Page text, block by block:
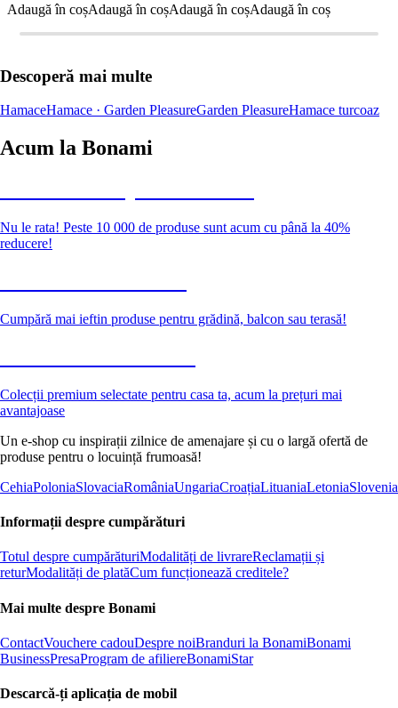
Adaugă în coșAdaugă în coșAdaugă în coșAdaugă în coș
Descoperă mai multe
HamaceHamace · Garden PleasureGarden PleasureHamace turcoaz
Acum la Bonami
Nu le rata! Peste 10 000 de produse sunt acum cu până la 40%
reducere!
Cumpără mai ieftin produse pentru grădină, balcon sau terasă!
Colecții premium selectate pentru casa ta, acum la prețuri mai
avantajoase
Un e-shop cu inspirații zilnice de amenajare și cu o largă ofertă de
produse pentru o locuință frumoasă!
CehiaPoloniaSlovaciaRomâniaUngariaCroațiaLituaniaLetoniaSlovenia
Informații despre cumpărături
Totul despre cumpărăturiModalități de livrareReclamații și
returModalități de platăCum funcționează creditele?
Mai multe despre Bonami
ContactVouchere cadouDespre noiBranduri la BonamiBonami
BusinessPresaProgram de afiliereBonamiStar
Descarcă-ți aplicația de mobil